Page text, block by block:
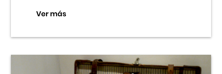
Ver más